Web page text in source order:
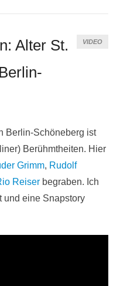
Alter St.
VIDEO
Berlin-Schöneberg ist
Berühmtheiten. Hier
Grimm, Rudolf
Reiser begraben. Ich
und eine Snapstory